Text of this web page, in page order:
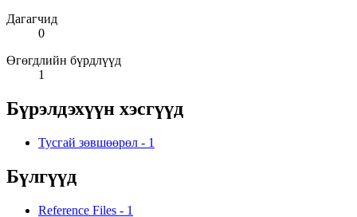
Дагагчид
0
Өгөгдлийн бүрдлүүд
1
Бүрэлдэхүүн хэсгүүд
Тусгай зөвшөөрөл - 1
Бүлгүүд
Reference Files - 1